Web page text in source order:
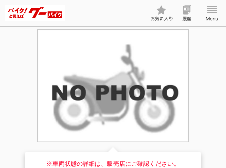
※車両状態の詳細は、販売店にご確認ください。